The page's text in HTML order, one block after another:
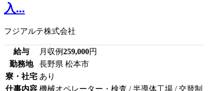
入...
フジアルテ株式会社
給与 月収例259,000円
勤務地
長野県 松本市
寮・社宅 あり
仕事内容 機械オペレーター・検査 / 半導体工場 / 交替制